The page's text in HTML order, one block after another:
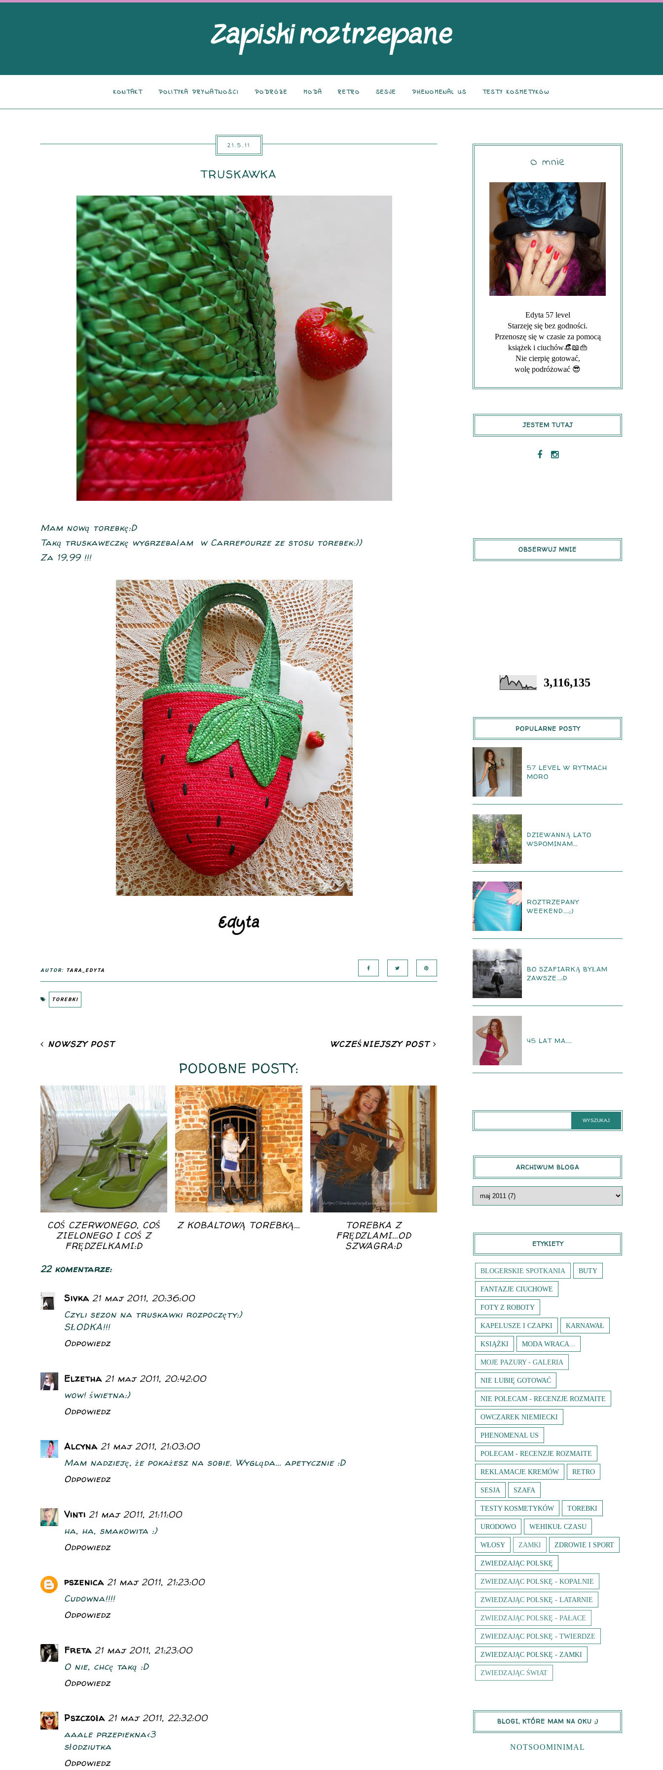
KONTAKT POLITYKA PRYWATNOŚCI PODRÓŻE MODA RETRO SESJE PHENOMENAL US TESTY KOSMETYKÓW
21.5.11
TRUSKAWKA
Mam nową torebkę:D
Taką truskaweczkę wygrzebałam w Carrefourze ze stosu torebek:))
Za 19,99 !!!
AUTOR: TARA_EDYTA
TOREBKI
NOWSZY POST WCZEŚNIEJSZY POST
PODOBNE POSTY:
COŚ CZERWONEGO, COŚ
ZIELONEGO I COŚ Z
FRĘDZELKAMI:D
Z KOBALTOWĄ TOREBKĄ...
TOREBKA Z
FRĘDZLAMI...OD
SZWAGRA:D
22 komentarze:
Sivka 21 maj 2011, 20:36:00
Czyli sezon na truskawki rozpoczęty:)
SŁODKA!!!
Odpowiedz
Elzetha 21 maj 2011, 20:42:00
wow! świetna:)
Odpowiedz
Alcyna 21 maj 2011, 21:03:00
Mam nadzieję, że pokażesz na sobie. Wygląda... apetycznie :D
Odpowiedz
Vinti 21 maj 2011, 21:11:00
ha, ha, smakowita :)
Odpowiedz
pszenica 21 maj 2011, 21:23:00
Cudowna!!!!
Odpowiedz
Freta 21 maj 2011, 21:23:00
O nie, chcę taką :D
Odpowiedz
Pszczoła 21 maj 2011, 22:32:00
aaale przepiekna<3
słodziutka
Odpowiedz
O mnie
Edyta 57 level
Starzeję się bez godności.
Przenoszę się w czasie za pomocą
książek i ciuchów👒📖👜
Nie cierpię gotować,
wolę podróżować 😎
JESTEM TUTAJ
OBSERWUJ MNIE
3,116,135
POPULARNE POSTY
57 LEVEL W RYTMACH
MORO
DZIEWANNĄ LATO
WSPOMINAM...
ROZTRZEPANY
WEEKEND....;)
BO SZAFIARKĄ BYŁAM
ZAWSZE...:D
45 LAT MA....
ARCHIWUM BLOGA
ETYKIETY
BLOGERSKIE SPOTKANIA BUTY
FANTAZJE CIUCHOWE
FOTY Z ROBOTY
KAPELUSZE I CZAPKI KARNAWAŁ
KSIĄŻKI MODA WRACA...
MOJE PAZURY - GALERIA
NIE LUBIĘ GOTOWAĆ
NIE POLECAM - RECENZJE ROZMAITE
OWCZAREK NIEMIECKI
PHENOMENAL US
POLECAM - RECENZJE ROZMAITE
REKLAMACJE KREMÓW RETRO
SESJA SZAFA
TESTY KOSMETYKÓW TOREBKI
URODOWO WEHIKUŁ CZASU
WŁOSY ZAMKI ZDROWIE I SPORT
ZWIEDZAJĄC POLSKĘ
ZWIEDZAJĄC POLSKĘ - KOPALNIE
ZWIEDZAJĄC POLSKĘ - LATARNIE
ZWIEDZAJĄC POLSKĘ - PAŁACE
ZWIEDZAJĄC POLSKĘ - TWIERDZE
ZWIEDZAJĄC POLSKĘ - ZAMKI
ZWIEDZAJĄC ŚWIAT
BLOGI, KTÓRE MAM NA OKU ;)
NOTSOOMINIMAL